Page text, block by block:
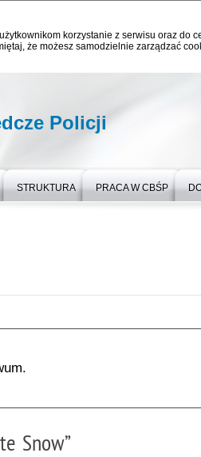
korzystanie z serwisu oraz
że możesz samodzielnie zarządzać
Policji
STRUKTURA PRACA W CBŚP
Snow”